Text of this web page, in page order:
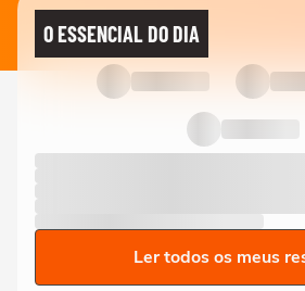
O ESSENCIAL DO DIA
Ler todos os meus